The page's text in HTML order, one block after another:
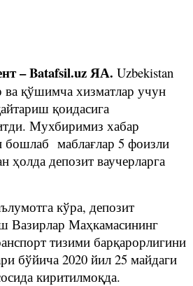
– Batafsil.uz ЯА. Uzbekistan
ва қўшимча хизматлар учун
қоидасига
Мухбиримиз хабар
маблағлар 5 фоизли
ҳолда депозит ваучерларга
кўра, депозит
Вазирлар Маҳкамасининг
тизими барқарорлигини
бўйича 2020 йил 25 майдаги
киритилмоқда.